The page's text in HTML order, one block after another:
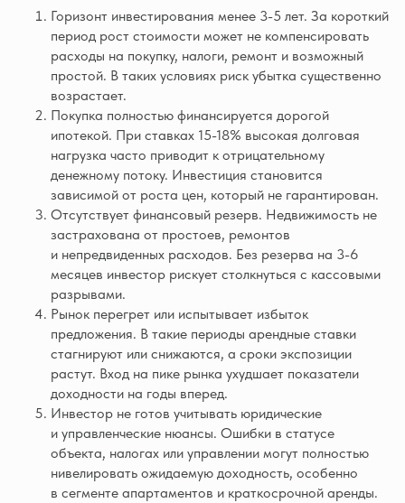
Горизонт инвестирования менее 3-5 лет. За короткий
период рост стоимости может не компенсировать
расходы на покупку, налоги, ремонт и возможный
простой. В таких условиях риск убытка существенно
возрастает.
Покупка полностью финансируется дорогой
ипотекой. При ставках 15-18% высокая долговая
нагрузка часто приводит к отрицательному
денежному потоку. Инвестиция становится
зависимой от роста цен, который не гарантирован.
Отсутствует финансовый резерв. Недвижимость не
застрахована от простоев, ремонтов
и непредвиденных расходов. Без резерва на 3-6
месяцев инвестор рискует столкнуться с кассовыми
разрывами.
Рынок перегрет или испытывает избыток
предложения. В такие периоды арендные ставки
стагнируют или снижаются, а сроки экспозиции
растут. Вход на пике рынка ухудшает показатели
доходности на годы вперед.
Инвестор не готов учитывать юридические
и управленческие нюансы. Ошибки в статусе
объекта, налогах или управлении могут полностью
нивелировать ожидаемую доходность, особенно
в сегменте апартаментов и краткосрочной аренды.